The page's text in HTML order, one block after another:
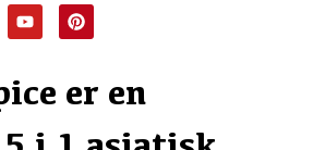
er en